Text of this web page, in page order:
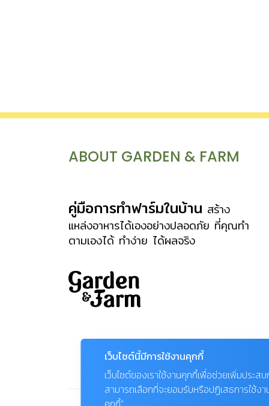
ABOUT GARDEN & FARM
คู่มือการทำฟาร์มในบ้าน สร้าง
แหล่งอาหารได้เองอย่างปลอดภัย ที่คุณทำ
ตามเองได้ ทำง่าย ได้ผลจริง
เว็บไซต์นี้มีการใช้งานคุกกี้
เว็บไซต์ของเราใช้งานคุกกี้เพื่อช่วยเพิ่มประ
สามารถเลือกที่จะยอมรับหรือปฏิเสธการใช้ง